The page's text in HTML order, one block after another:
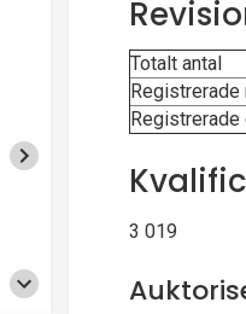
Totalt antal
3 019